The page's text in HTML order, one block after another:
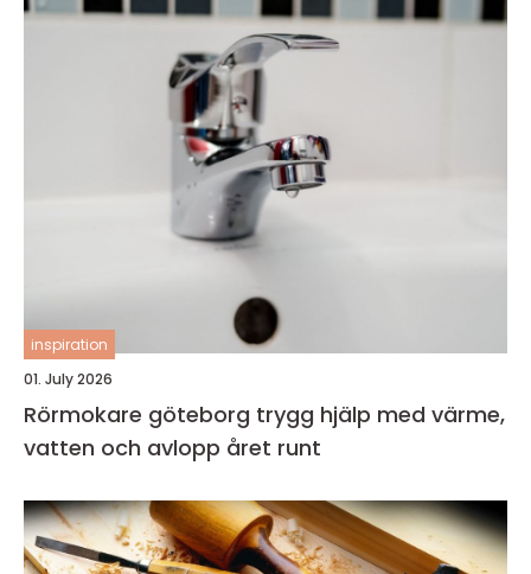
inspiration
01. July 2026
Rörmokare göteborg trygg hjälp med värme,
vatten och avlopp året runt